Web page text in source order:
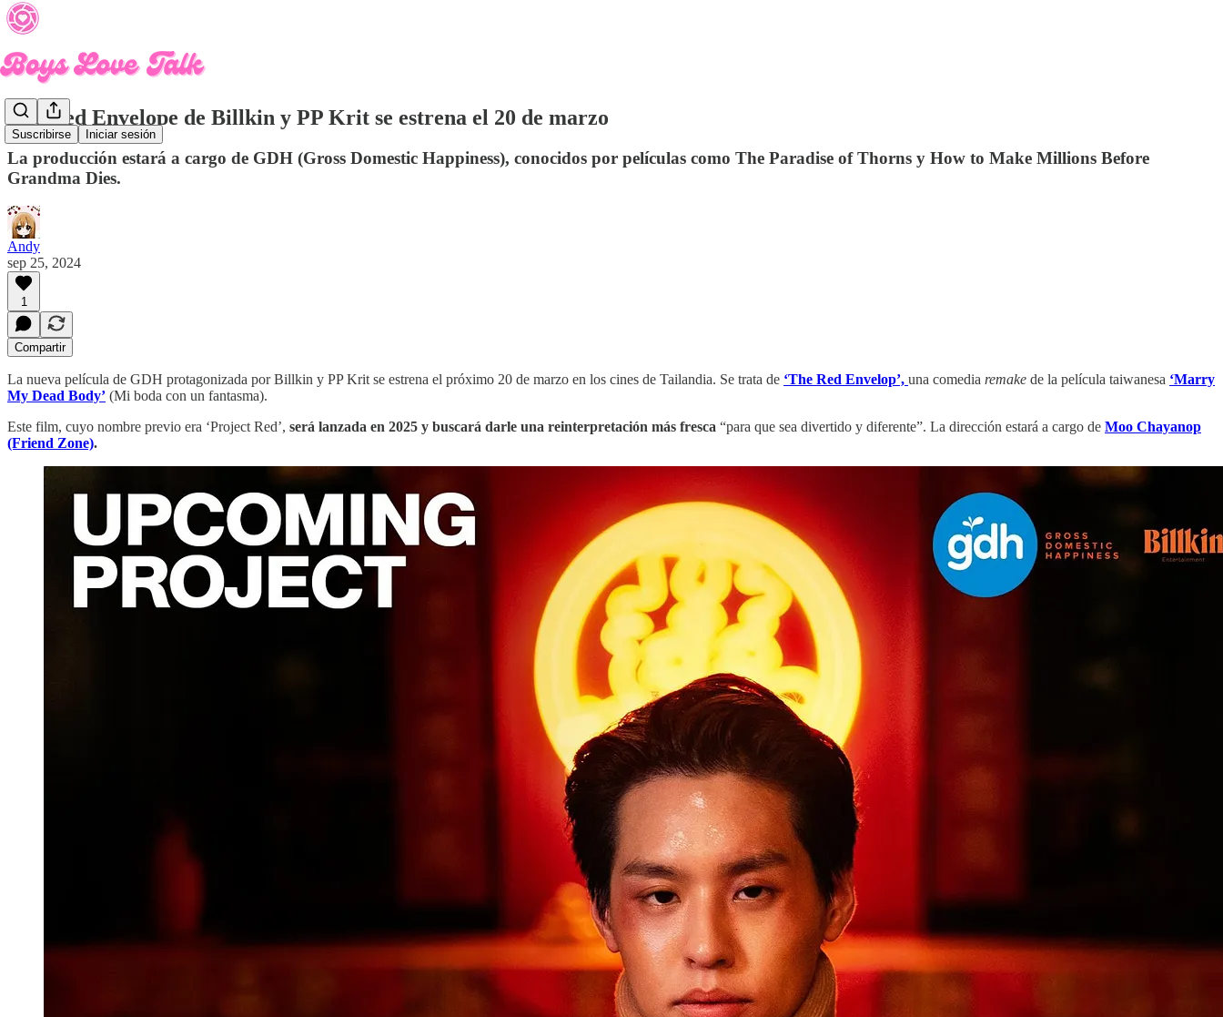
Suscribirse Iniciar sesión
The Red Envelope de Billkin y PP Krit se estrena el 20 de marzo
La producción estará a cargo de GDH (Gross Domestic Happiness), conocidos por películas como The Paradise of Thorns y How to Make Millions Before
Grandma Dies.
Andy
sep 25, 2024
1
Compartir
La nueva película de GDH protagonizada por Billkin y PP Krit se estrena el próximo 20 de marzo en los cines de Tailandia. Se trata de ‘The Red Envelop’, una comedia remake de la película taiwanesa ‘Marry
My Dead Body’ (Mi boda con un fantasma).
Este film, cuyo nombre previo era ‘Project Red’, será lanzada en 2025 y buscará darle una reinterpretación más fresca “para que sea divertido y diferente”. La dirección estará a cargo de Moo Chayanop
(Friend Zone).